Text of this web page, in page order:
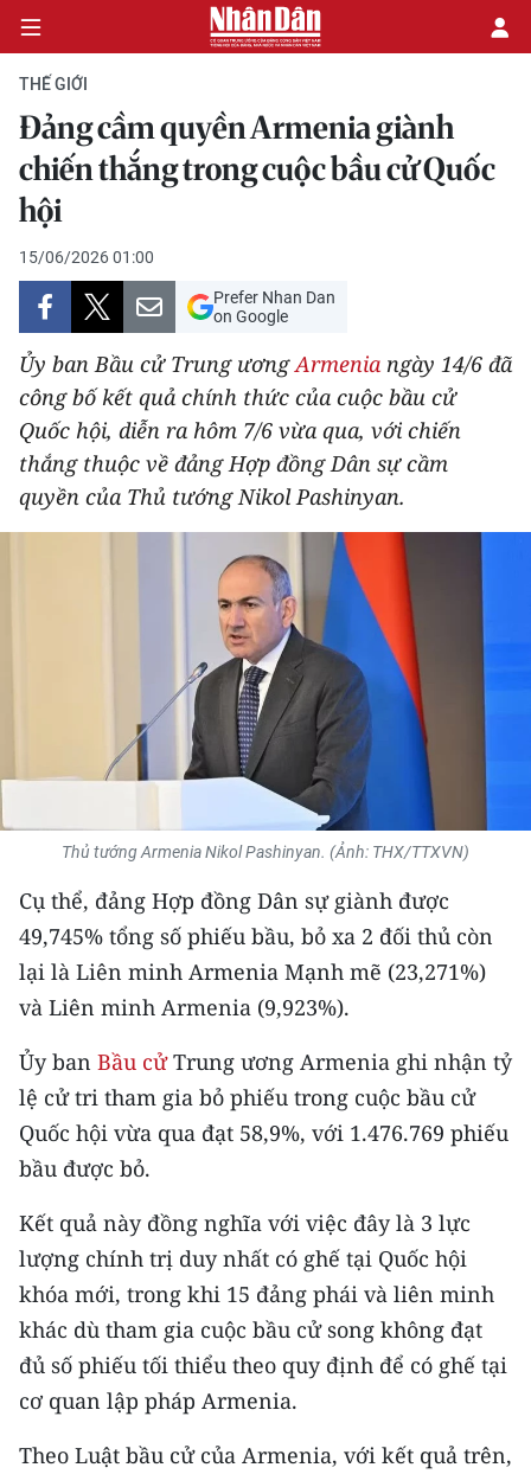
CHÍNH TRỊ
KINH TẾ
VĂN HÓA
XÃ HỘI
PHÁP LUẬT
DU LỊCH
THẾ GIỚI
KHOA HỌC - CÔNG NGHỆ
MÔI TRƯỜNG
BẠN ĐỌC
KIỂM CHỨNG THÔNG TIN
TRI THỨC CHUYÊN SÂU
54 DÂN TỘC VIỆT NAM
CHƯƠNG TRÌNH OCOP - MỖI XÃ
MỘT SẢN PHẨM
RADIO
MEDIA CENTER
E-Magazine
Video
Media Chính trị
Media Kinh tế
THẾ GIỚI
Đảng cầm quyền Armenia giành
chiến thắng trong cuộc bầu cử Quốc
hội
15/06/2026 01:00
Prefer Nhan Dan
on Google
Ủy ban Bầu cử Trung ươngArmenia ngày 14/6 đã
công bố kết quả chính thức của cuộc bầu cử
Quốc hội, diễn ra hôm 7/6 vừa qua, với chiến
thắng thuộc về đảng Hợp đồng Dân sự cầm
quyền của Thủ tướng Nikol Pashinyan.
Thủ tướng Armenia Nikol Pashinyan. (Ảnh: THX/TTXVN)
Cụ thể, đảng Hợp đồng Dân sự giành được
49,745% tổng số phiếu bầu, bỏ xa 2 đối thủ còn
lại là Liên minh Armenia Mạnh mẽ (23,271%)
và Liên minh Armenia (9,923%).
Ủy ban Bầu cửTrung ương Armenia ghi nhận tỷ
lệ cử tri tham gia bỏ phiếu trong cuộc bầu cử
Quốc hội vừa qua đạt 58,9%, với 1.476.769 phiếu
bầu được bỏ.
Kết quả này đồng nghĩa với việc đây là 3 lực
lượng chính trị duy nhất có ghế tại Quốc hội
khóa mới, trong khi 15 đảng phái và liên minh
khác dù tham gia cuộc bầu cử song không đạt
đủ số phiếu tối thiểu theo quy định để có ghế tại
cơ quan lập pháp Armenia.
Theo Luật bầu cử của Armenia, với kết quả trên,